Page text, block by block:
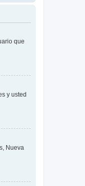
que
y usted
Nueva